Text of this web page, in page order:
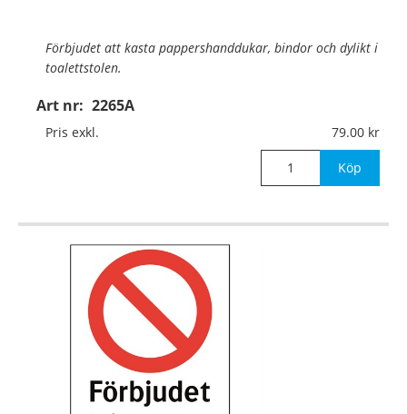
Art nr: 2265A
Förbjudet att kasta pappershanddukar, bindor och dylikt i
toalettstolen.
Material:Aluminium, 0,7mm (väggmontage)
Pris exkl. 79.00
Köp